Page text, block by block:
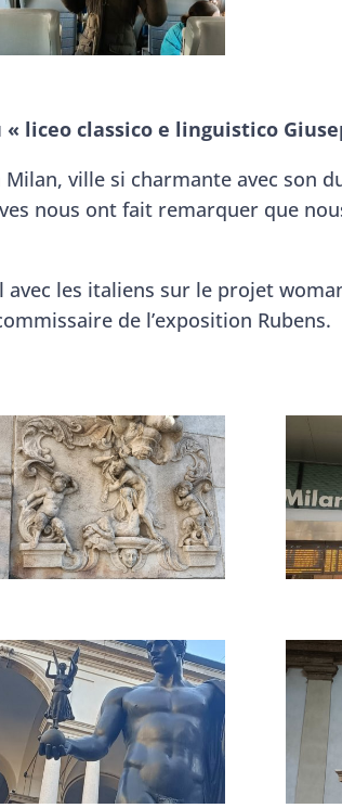
liceo classico e linguistico
ville si charmante avec son
nous ont fait remarquer que
les italiens sur le projet
de l’exposition Rubens.